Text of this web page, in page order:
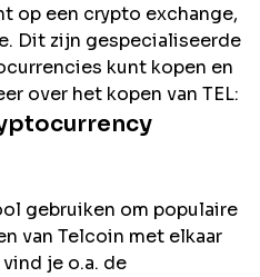
op een crypto exchange,
Dit zijn gespecialiseerde
kunt kopen en
over het kopen van TEL:
gebruiken om populaire
van Telcoin met elkaar
je o.a. de